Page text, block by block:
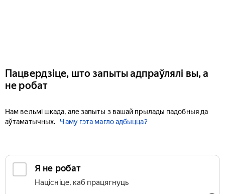
Пацвердзіце, што запыты адпраўлялі вы, а
не робат
Нам вельмі шкада, але запыты з вашай прылады падобныя да
аўтаматычных.
Чаму гэта магло адбыцца?
Я не робат
Націсніце, каб працягнуць